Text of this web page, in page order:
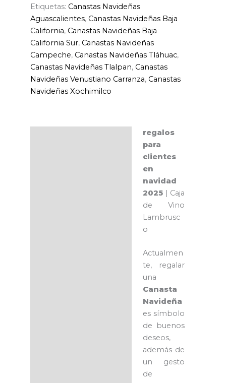
Etiquetas: Canastas Navideñas
Aguascalientes, Canastas Navideñas Baja
California, Canastas Navideñas Baja
California Sur, Canastas Navideñas
Campeche, Canastas Navideñas Tláhuac,
Canastas Navideñas Tlalpan, Canastas
Navideñas Venustiano Carranza, Canastas
Navideñas Xochimilco
regalos
para
clientes
en
navidad
2025 | Caja
de Vino
Lambrusc
o
Actualmen
te, regalar
una
Canasta
Navideña
es símbolo
de buenos
deseos,
además de
un gesto
de